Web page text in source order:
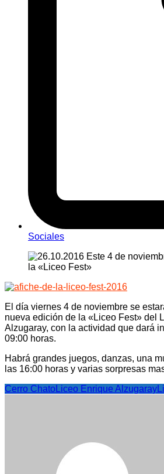
Sociales
El día viernes 4 de noviembre se
nueva edición de la «Liceo Fest» del
Alzugaray, con la actividad que dará
09:00 horas.
Habrá grandes juegos, danzas, una
las 16:00 horas y varias sorpresas
Cerro ChatoLiceo Enrique Alzugaray